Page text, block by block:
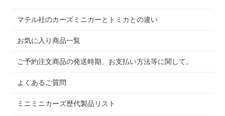
マテル社のカーズミニカーとトミカとの違い
お気に入り商品一覧
ご予約注文商品の発送時期、お支払い方法等に関して。
よくあるご質問
ミニミニカーズ歴代製品リスト